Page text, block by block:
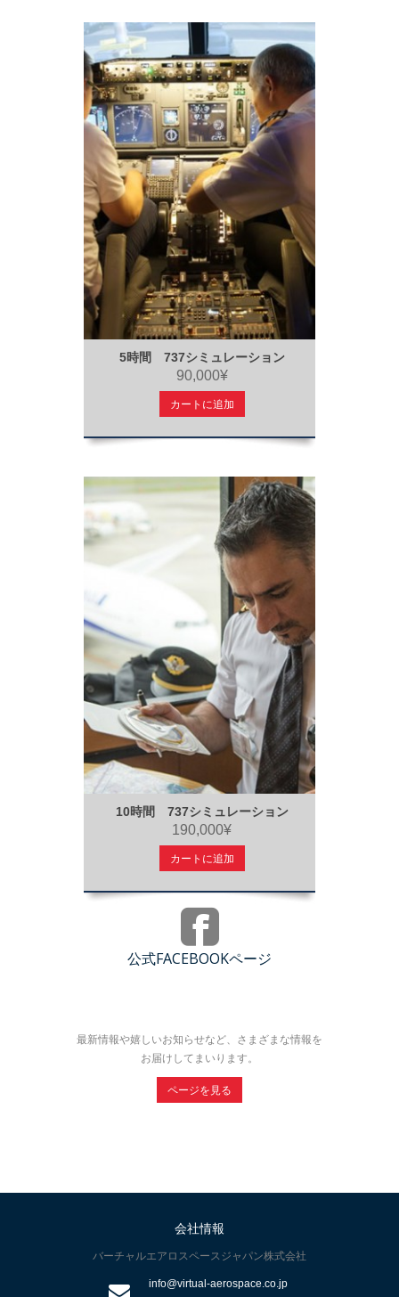
5時間 737シミュレーション
90,000¥
カートに追加
10時間 737シミュレーション
190,000¥
カートに追加
公式FACEBOOKページ
最新情報や嬉しいお知らせなど、さまざまな情報を
お届けしてまいります。
ページを見る
会社情報
バーチャルエアロスペースジャパン株式会社
info@virtual-aerospace.co.jp